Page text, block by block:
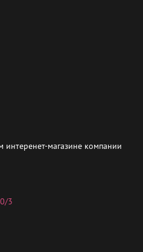
интеренет-магазине компании
3